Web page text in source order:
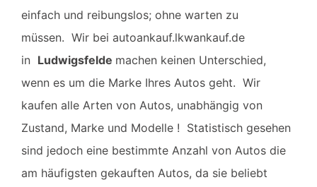
einfach und reibungslos; ohne warten zu
müssen. Wir bei autoankauf.lkwankauf.de
in Ludwigsfelde machen keinen Unterschied,
wenn es um die Marke Ihres Autos geht. Wir
kaufen alle Arten von Autos, unabhängig von
Zustand, Marke und Modelle ! Statistisch gesehen
sind jedoch eine bestimmte Anzahl von Autos die
am häufigsten gekauften Autos, da sie beliebt